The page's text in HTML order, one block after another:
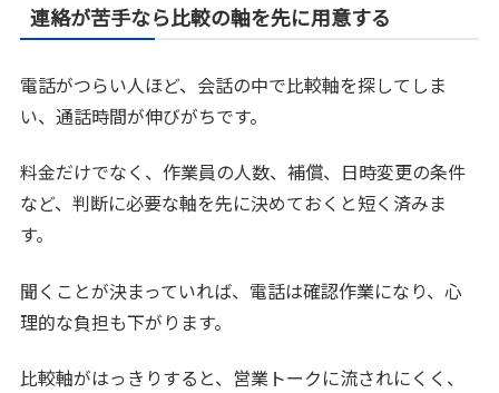
連絡が苦手なら比較の軸を先に用意する
電話がつらい人ほど、会話の中で比較軸を探してしま
い、通話時間が伸びがちです。
料金だけでなく、作業員の人数、補償、日時変更の条件
など、判断に必要な軸を先に決めておくと短く済みま
す。
聞くことが決まっていれば、電話は確認作業になり、心
理的な負担も下がります。
比較軸がはっきりすると、営業トークに流されにくく、